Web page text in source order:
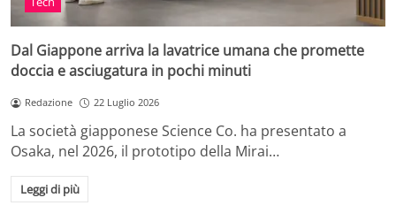
Dal Giappone arriva la lavatrice umana che promette
doccia e asciugatura in pochi minuti
Redazione 22 Luglio 2026
La società giapponese Science Co. ha presentato a
Osaka, nel 2026, il prototipo della Mirai…
Leggi di più